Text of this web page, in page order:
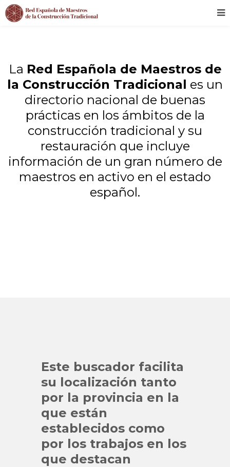
La Red Española de Maestros de
la Construcción Tradicional es un
directorio nacional de buenas
prácticas en los ámbitos de la
construcción tradicional y su
restauración que incluye
información de un gran número de
maestros en activo en el estado
español.
Este buscador facilita
su localización tanto
por la provincia en la
que están
establecidos como
por los trabajos en los
que destacan